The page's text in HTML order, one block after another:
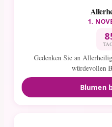
1.
Gedenken Sie an
würdevollen
Blumen